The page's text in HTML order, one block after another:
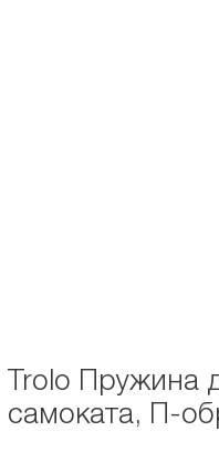
Trolo Пружина
самоката, П-